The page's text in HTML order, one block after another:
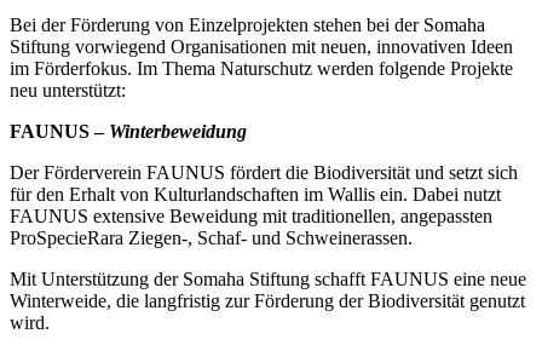
Bei der Förderung von Einzelprojekten stehen bei der Somaha
Stiftung vorwiegend Organisationen mit neuen, innovativen Ideen
im Förderfokus. Im Thema Naturschutz werden folgende Projekte
neu unterstützt:
FAUNUS – Winterbeweidung
Der Förderverein FAUNUS fördert die Biodiversität und setzt sich
für den Erhalt von Kulturlandschaften im Wallis ein. Dabei nutzt
FAUNUS extensive Beweidung mit traditionellen, angepassten
ProSpecieRara Ziegen-, Schaf- und Schweinerassen.
Mit Unterstützung der Somaha Stiftung schafft FAUNUS eine neue
Winterweide, die langfristig zur Förderung der Biodiversität genutzt
wird.